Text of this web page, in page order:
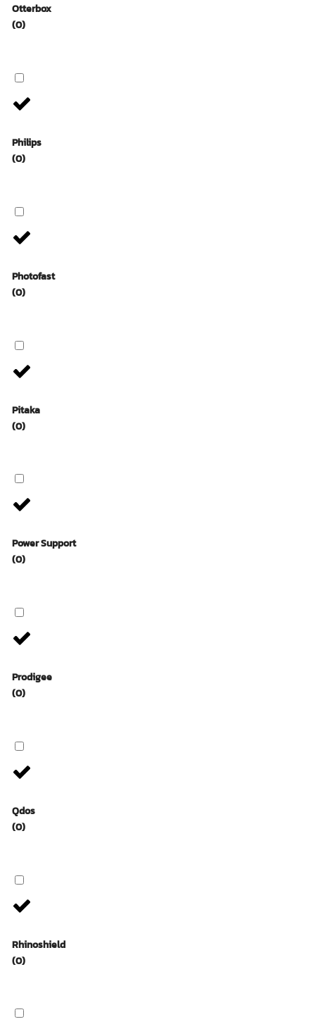
Otterbox
(0)
Philips
(0)
Photofast
(0)
Pitaka
(0)
Power Support
(0)
Prodigee
(0)
Qdos
(0)
Rhinoshield
(0)